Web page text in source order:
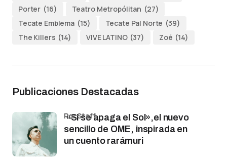
Porter (16) Teatro Metropólitan (27)
Tecate Emblema (15) Tecate Pal Norte (39)
The Killers (14) VIVE LATINO (37) Zoé (14)
Publicaciones Destacadas
«Si se apaga el Sol»,el nuevo
sencillo de OME, inspirada en
un cuento rarámuri
por Staff